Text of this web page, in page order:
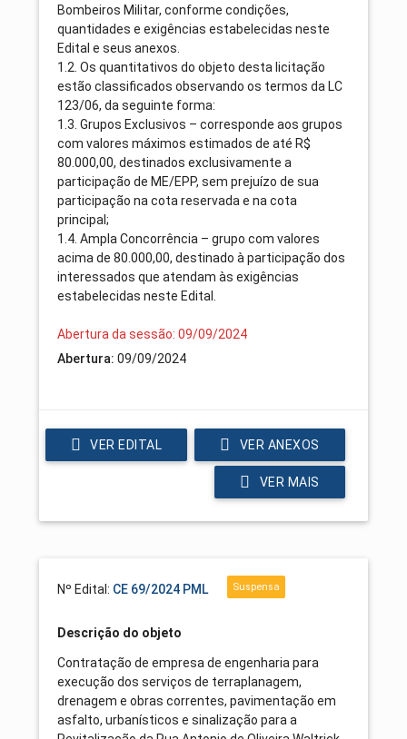
Bombeiros Militar, conforme condições,
quantidades e exigências estabelecidas neste
Edital e seus anexos.
1.2. Os quantitativos do objeto desta licitação
estão classificados observando os termos da LC
123/06, da seguinte forma:
1.3. Grupos Exclusivos – corresponde aos grupos
com valores máximos estimados de até R$
80.000,00, destinados exclusivamente a
participação de ME/EPP, sem prejuízo de sua
participação na cota reservada e na cota
principal;
1.4. Ampla Concorrência – grupo com valores
acima de 80.000,00, destinado à participação dos
interessados que atendam às exigências
estabelecidas neste Edital.
Abertura da sessão: 09/09/2024
Abertura: 09/09/2024
VER EDITAL VER ANEXOS
VER MAIS
Nº Edital: CE 69/2024 PML Suspensa
Descrição do objeto
Contratação de empresa de engenharia para
execução dos serviços de terraplanagem,
drenagem e obras correntes, pavimentação em
asfalto, urbanísticos e sinalização para a